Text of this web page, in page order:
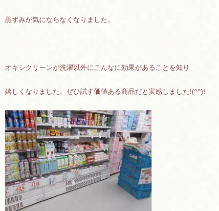
黒ずみが気にならなくなりました。
オキシクリーンが洗濯以外にこんなに効果があることを知り
嬉しくなりました。ぜひ試す価値ある商品だと実感しました!(^^)!